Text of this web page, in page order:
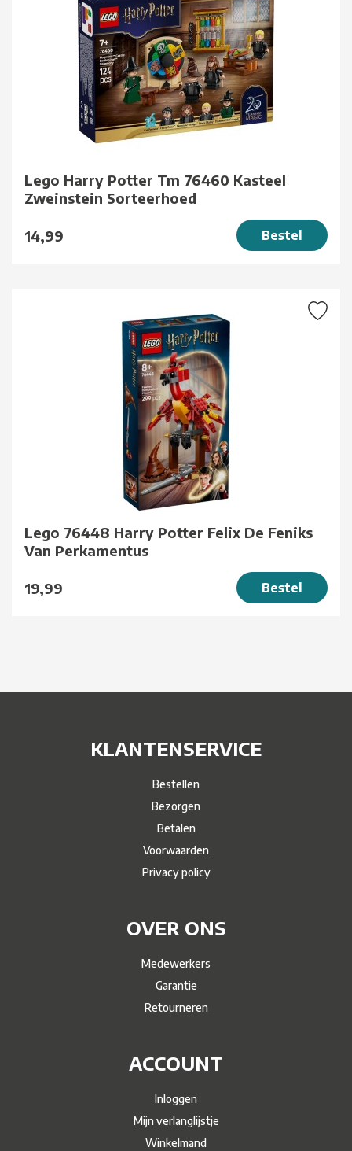
Lego Harry Potter Tm 76460 Kasteel
Zweinstein Sorteerhoed
14,99 Bestel
Lego 76448 Harry Potter Felix De Feniks
Van Perkamentus
19,99 Bestel
KLANTENSERVICE
Bestellen
Bezorgen
Betalen
Voorwaarden
Privacy policy
OVER ONS
Medewerkers
Garantie
Retourneren
ACCOUNT
Inloggen
Mijn verlanglijstje
Winkelmand